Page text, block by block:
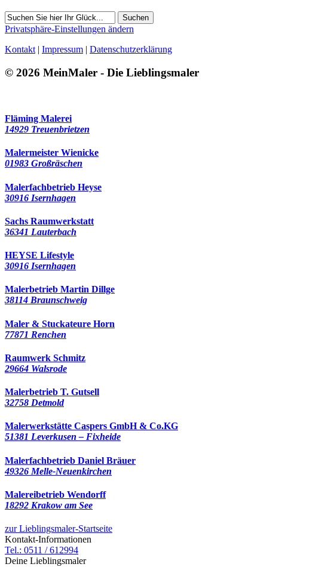
Suchen
Privatsphäre-Einstellungen ändern
Kontakt | Impressum | Datenschutzerklärung
© 2026 MeinMaler - Die Lieblingsmaler
Fläming Malerei
14929 Treuenbrietzen
Malermeister Wienicke
01983 Großräschen
Malerfachbetrieb Heyse
30916 Isernhagen
Sachs Raumwerkstatt
36341 Lauterbach
HEYSE Lifestyle
30916 Isernhagen
Malerbetrieb Martin Dillge
38114 Braunschweig
Maler & Stuckateure Horn
77871 Renchen
Raumwerk Schmitz
29664 Walsrode
Malerbetrieb T. Gutsell
32758 Detmold
Malerwerkstätte Caspers GmbH & Co.KG
51381 Leverkusen – Fixheide
Malerfachbetrieb Daniel Bräuer
49326 Melle-Neuenkirchen
Malereibetrieb Wendorff
18292 Krakow am See
zur Lieblingsmaler-Startseite
Kontakt-Informationen
Tel.: 0511 / 612994
Deine Lieblingsmaler